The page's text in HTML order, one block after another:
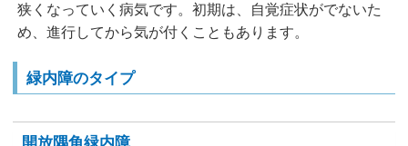
狭くなっていく病気です。初期は、自覚症状がでないた
め、進行してから気が付くこともあります。
緑内障のタイプ